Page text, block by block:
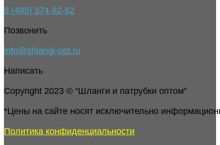
8 (495) 374-82-62
Позвонить
info@shlangi-opt.ru
Написать
Copyright 2023 © “Шланги и патрубки оптом"
*Цены на сайте носят исключительно
Политика конфиденциальности